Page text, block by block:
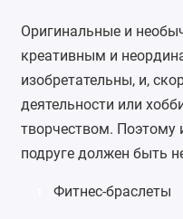
Оригинальные и
креативным и
изобретательны, и,
деятельности или
творчеством. Поэтому
подруге должен быть
Фитнес-браслеты